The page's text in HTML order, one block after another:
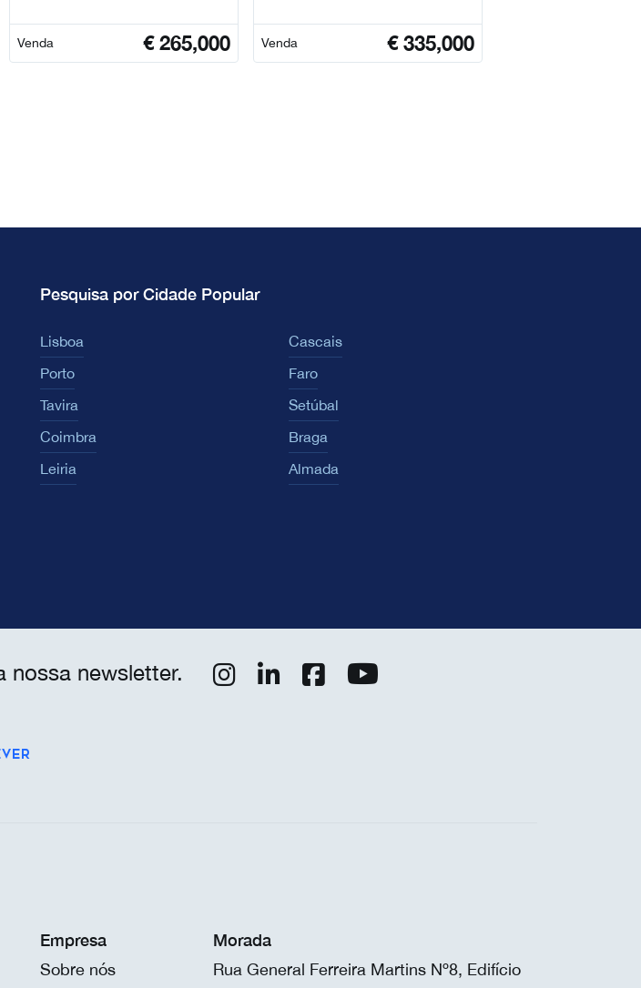
Venda €265,000 Venda €335,000
Pesquisa por Cidade Popular
Lisboa
Cascais
Porto
Faro
Tavira
Setúbal
Coimbra
Braga
Leiria
Almada
nossa newsletter.
Empresa
Sobre nós
Morada
Rua General Ferreira Martins Nº8, Edifício